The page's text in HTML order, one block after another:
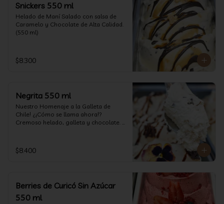
Snickers 550 ml
Helado de Maní Salado con salsa de
Caramelo y Chocolate de Alta Calidad.
(550 ml)
$8.300
Negrita 550 ml
Nuestro Homenaje a la Galleta de
Chile! ¿¡Cómo se llama ahora!?
Cremoso helado, galleta y chocolate.
$8.400
Berries de Curicó Sin Azúcar
550 ml